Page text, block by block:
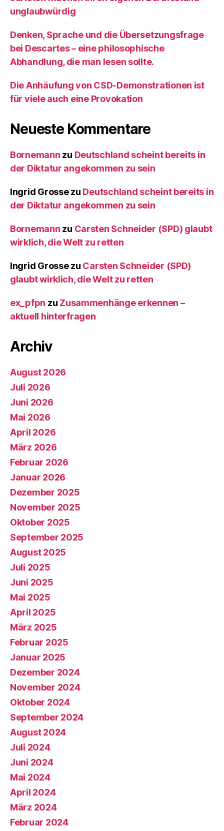
unglaubwürdig
Denken, Sprache und die Übersetzungsfrage
bei Descartes – eine philosophische
Abhandlung, die man lesen sollte.
Die Anhäufung von CSD-Demonstrationen ist
für viele auch eine Provokation
Neueste Kommentare
Bornemann zu Deutschland scheint bereits in
der Diktatur angekommen zu sein
Ingrid Grossezu Deutschland scheint bereits in
der Diktatur angekommen zu sein
Bornemann zu Carsten Schneider (SPD) glaubt
wirklich, die Welt zu retten
Ingrid Grossezu Carsten Schneider (SPD)
glaubt wirklich, die Welt zu retten
ex_pfpn zu Zusammenhänge erkennen –
aktuell hinterfragen
Archiv
August 2026
Juli 2026
Juni 2026
Mai 2026
April 2026
März 2026
Februar 2026
Januar 2026
Dezember 2025
November 2025
Oktober 2025
September 2025
August 2025
Juli 2025
Juni 2025
Mai 2025
April 2025
März 2025
Februar 2025
Januar 2025
Dezember 2024
November 2024
Oktober 2024
September 2024
August 2024
Juli 2024
Juni 2024
Mai 2024
April 2024
März 2024
Februar 2024